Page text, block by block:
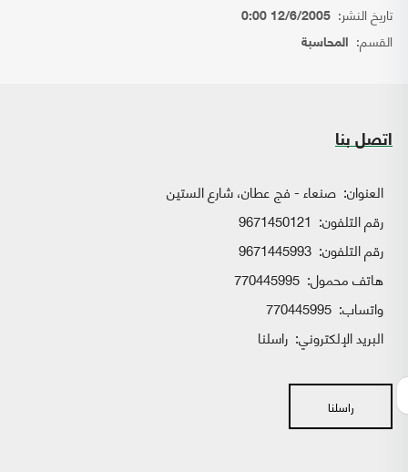
تاريخ النشر: 12/6/2005 0:00
القسم: المحاسبة
اتصل بنا
العنوان: صنعاء - فج عطان، شارع الستين
رقم التلفون: 9671450121
رقم التلفون: 9671445993
هاتف محمول: 770445995
واتساب:
البريد الإلكتروني: راسلنا
راسلنا